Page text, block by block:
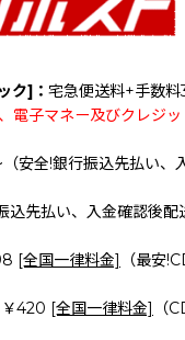
ク]： 宅急便送料+手数
電子マネー及びクレジ
（安全!銀行振込先払い、
先払い、入金確認後配
[全国一律料金] （最安
￥420 [全国一律料金] （